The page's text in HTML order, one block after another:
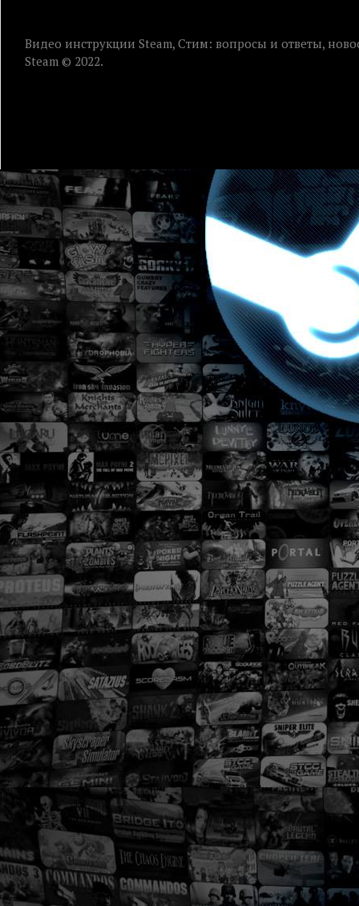
Видео инструкции Steam, Стим: вопросы и ответы,
Steam © 2022.